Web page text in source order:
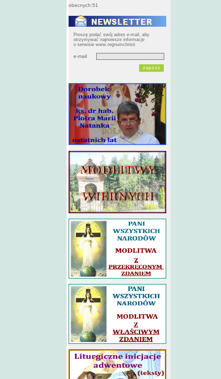
obecnych:51
Proszę podać swój adres e-mail, aby
otrzymywać najnowsze informacje
o serwisie www.regnumchristi
e-mail